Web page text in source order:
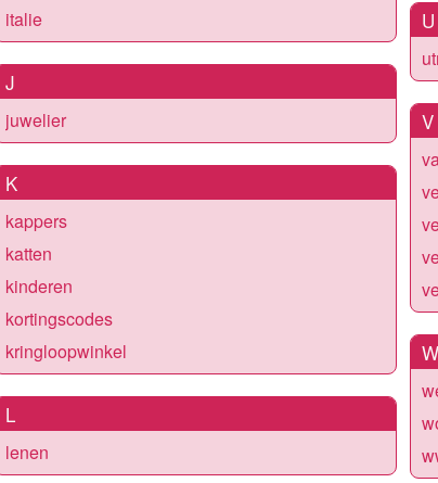
italie
J
juwelier
K
kappers
katten
kinderen
kortingscodes
kringloopwinkel
L
lenen
U
V
W